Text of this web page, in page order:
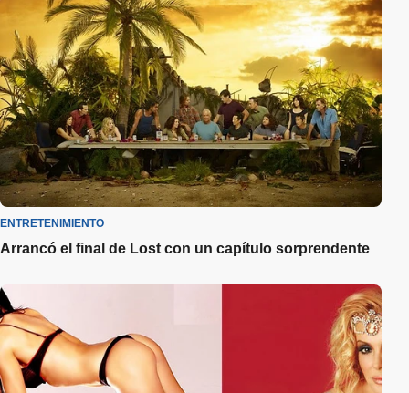
ENTRETENIMIENTO
Arrancó el final de Lost con un capítulo sorprendente